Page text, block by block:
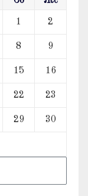
1 2
8 9
15 16
22 23
29 30